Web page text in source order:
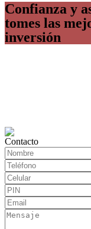
Confianza y
tomes las
inversión
Contacto